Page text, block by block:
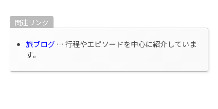
関連リンク
旅ブログ… 行程やエピソードを中心に紹介していま
す。